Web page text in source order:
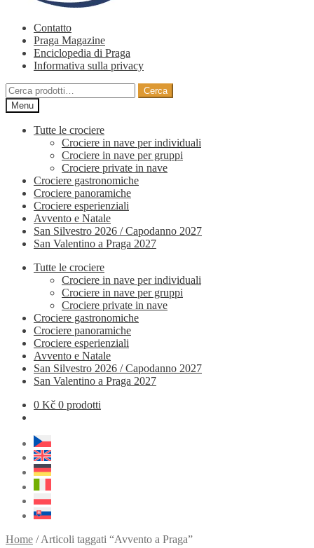
Contatto
Praga Magazine
Enciclopedia di Praga
Informativa sulla privacy
Cerca:
Cerca
Menu
Tutte le crociere
Crociere in nave per individuali
Crociere in nave per gruppi
Crociere private in nave
Crociere gastronomiche
Crociere panoramiche
Crociere esperienziali
Avvento e Natale
San Silvestro 2026 / Capodanno 2027
San Valentino a Praga 2027
Tutte le crociere
Crociere in nave per individuali
Crociere in nave per gruppi
Crociere private in nave
Crociere gastronomiche
Crociere panoramiche
Crociere esperienziali
Avvento e Natale
San Silvestro 2026 / Capodanno 2027
San Valentino a Praga 2027
0 Kč 0 prodotti
Home /Articoli taggati “Avvento a Praga”